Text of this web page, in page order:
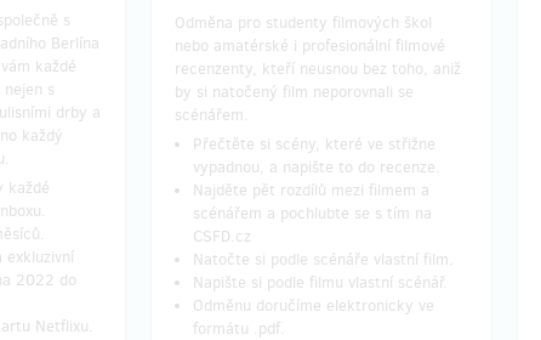
s
Berlína
každé
s
drby a
každý
každé
exkluzivní
2022 do
Netflixu.
Odměna pro studenty filmových škol
nebo amatérské i profesionální filmové
recenzenty, kteří neusnou bez toho, aniž
by si natočený film neporovnali se
scénářem.
Přečtěte si scény, které ve střižne
vypadnou, a napište to do recenze.
Najděte pět rozdílů mezi filmem a
scénářem a pochlubte se s tím na
CSFD.cz
Natočte si podle scénáře vlastní film.
Napište si podle filmu vlastní scénář.
Odměnu doručíme elektronicky ve
formátu .pdf.